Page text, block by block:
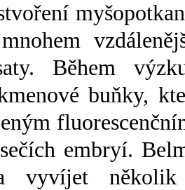
Během
buňky,
embryí.
vyvíjet